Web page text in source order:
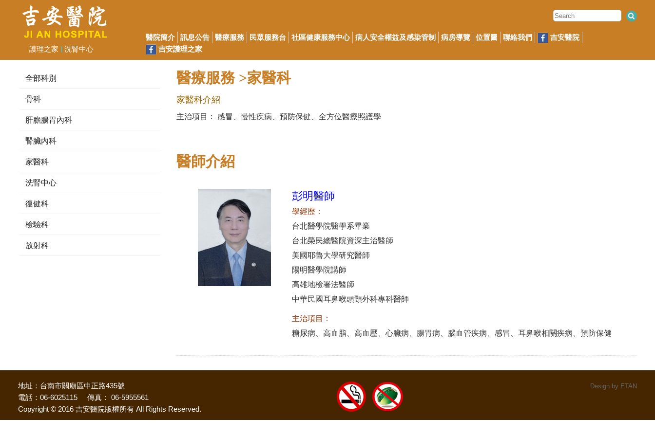
護理之家 | 洗腎中心
醫院簡介 訊息公告 醫療服務 民眾服務台 社區健康服務中心 病人安全權益及感染管制 病房導覽 位置圖 聯絡我們
吉安醫院
吉安護理之家
醫療服務 >家醫科
家醫科介紹
主治項目： 感冒、慢性疾病、預防保健、全方位醫療照護學
醫師介紹
彭明醫師
學經歷：
台北醫學院醫學系畢業
台北榮民總醫院資深主治醫師
美國耶魯大學研究醫師
陽明醫學院講師
高雄地檢署法醫師
中華民國耳鼻喉頭頸外科專科醫師
主治項目：
糖尿病、高血脂、高血壓、心臟病、腸胃病、腦血管疾病、感冒、耳鼻喉相關疾病、預防保健
全部科別
骨科
肝膽腸胃內科
腎臟內科
家醫科
洗腎中心
復健科
檢驗科
放射科
地址：台南市關廟區中正路435號
電話：06-6025115 傳真： 06-5955561
Copyright © 2016 吉安醫院版權所有 All Rights Reserved.
Design by ETAN